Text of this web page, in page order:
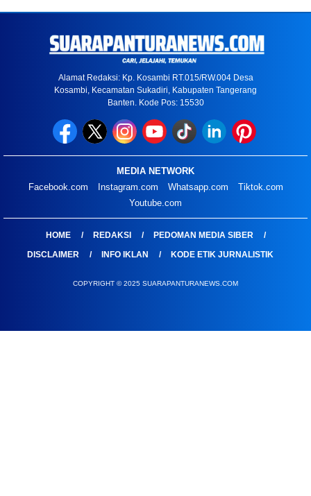
Alamat Redaksi: Kp. Kosambi RT.015/RW.004 Desa
Kosambi, Kecamatan Sukadiri, Kabupaten Tangerang
Banten. Kode Pos: 15530
MEDIA NETWORK
Facebook.com
Instagram.com Whatsapp.com
Tiktok.com
Youtube.com
HOME REDAKSI
PEDOMAN MEDIA SIBER
DISCLAIMER
INFO IKLAN KODE ETIK JURNALISTIK
COPYRIGHT © 2025 SUARAPANTURANEWS.COM